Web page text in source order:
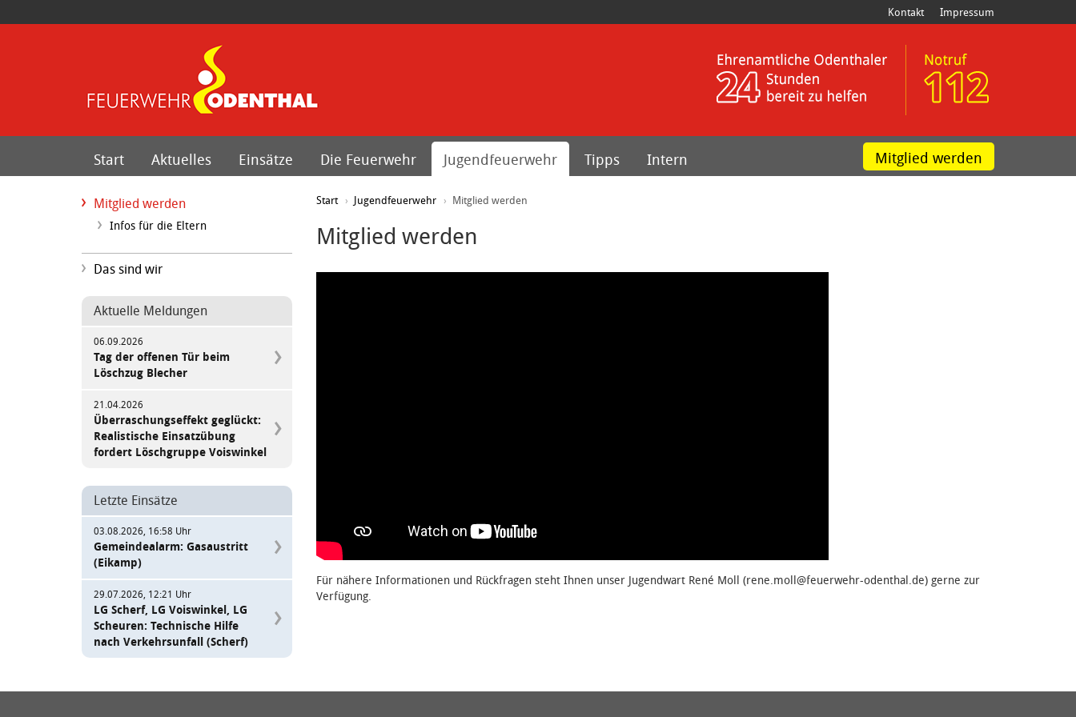
Kontakt Impressum
Start Aktuelles Einsätze Die Feuerwehr Jugendfeuerwehr Tipps Intern Mitglied werden
Start Jugendfeuerwehr Mitglied werden
Mitglied werden
Für nähere Informationen und Rückfragen steht Ihnen unser Jugendwart René Moll (rene.moll@feuerwehr-odenthal.de) gerne zur
Verfügung.
Mitglied werden
Infos für die Eltern
Das sind wir
Aktuelle Meldungen
06.09.2026
Tag der offenen Tür beim
Löschzug Blecher
21.04.2026
Überraschungseffekt geglückt:
Realistische Einsatzübung
fordert Löschgruppe Voiswinkel
Letzte Einsätze
03.08.2026, 16:58 Uhr
Gemeindealarm: Gasaustritt
(Eikamp)
29.07.2026, 12:21 Uhr
LG Scherf, LG Voiswinkel, LG
Scheuren: Technische Hilfe
nach Verkehrsunfall (Scherf)